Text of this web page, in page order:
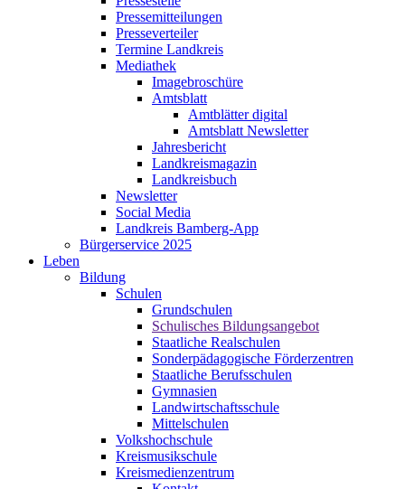
Pressemitteilungen
Presseverteiler
Termine Landkreis
Mediathek
Imagebroschüre
Amtsblatt
Amtblätter digital
Amtsblatt Newsletter
Jahresbericht
Landkreismagazin
Landkreisbuch
Newsletter
Social Media
Landkreis Bamberg-App
Bürgerservice 2025
Leben
Bildung
Schulen
Grundschulen
Schulisches Bildungsangebot
Staatliche Realschulen
Sonderpädagogische Förderzentren
Staatliche Berufsschulen
Gymnasien
Landwirtschaftsschule
Mittelschulen
Volkshochschule
Kreismusikschule
Kreismedienzentrum